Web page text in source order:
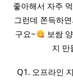
좋아해서 자주
그런데 쫀득하
구요~
보쌈
지 만
Q1. 오프라인